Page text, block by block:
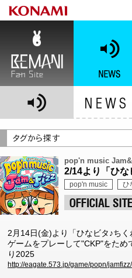
pop'n music
2/14より「ひな
pop'n music ひ
2月14日(金)より「ひなビタ♪ち
ゲームをプレーして"CKP"をた
り2025
http://eagate.573.jp/game/popn/jamfizz/